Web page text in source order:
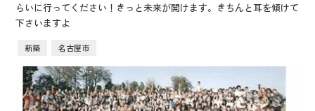
らいに行ってください！きっと未来が開けます。きちんと耳を傾けて
下さいますよ
新築 名古屋市